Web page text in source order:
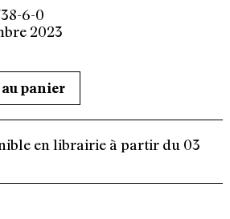
6-0
2023
panier
en librairie à partir du 03